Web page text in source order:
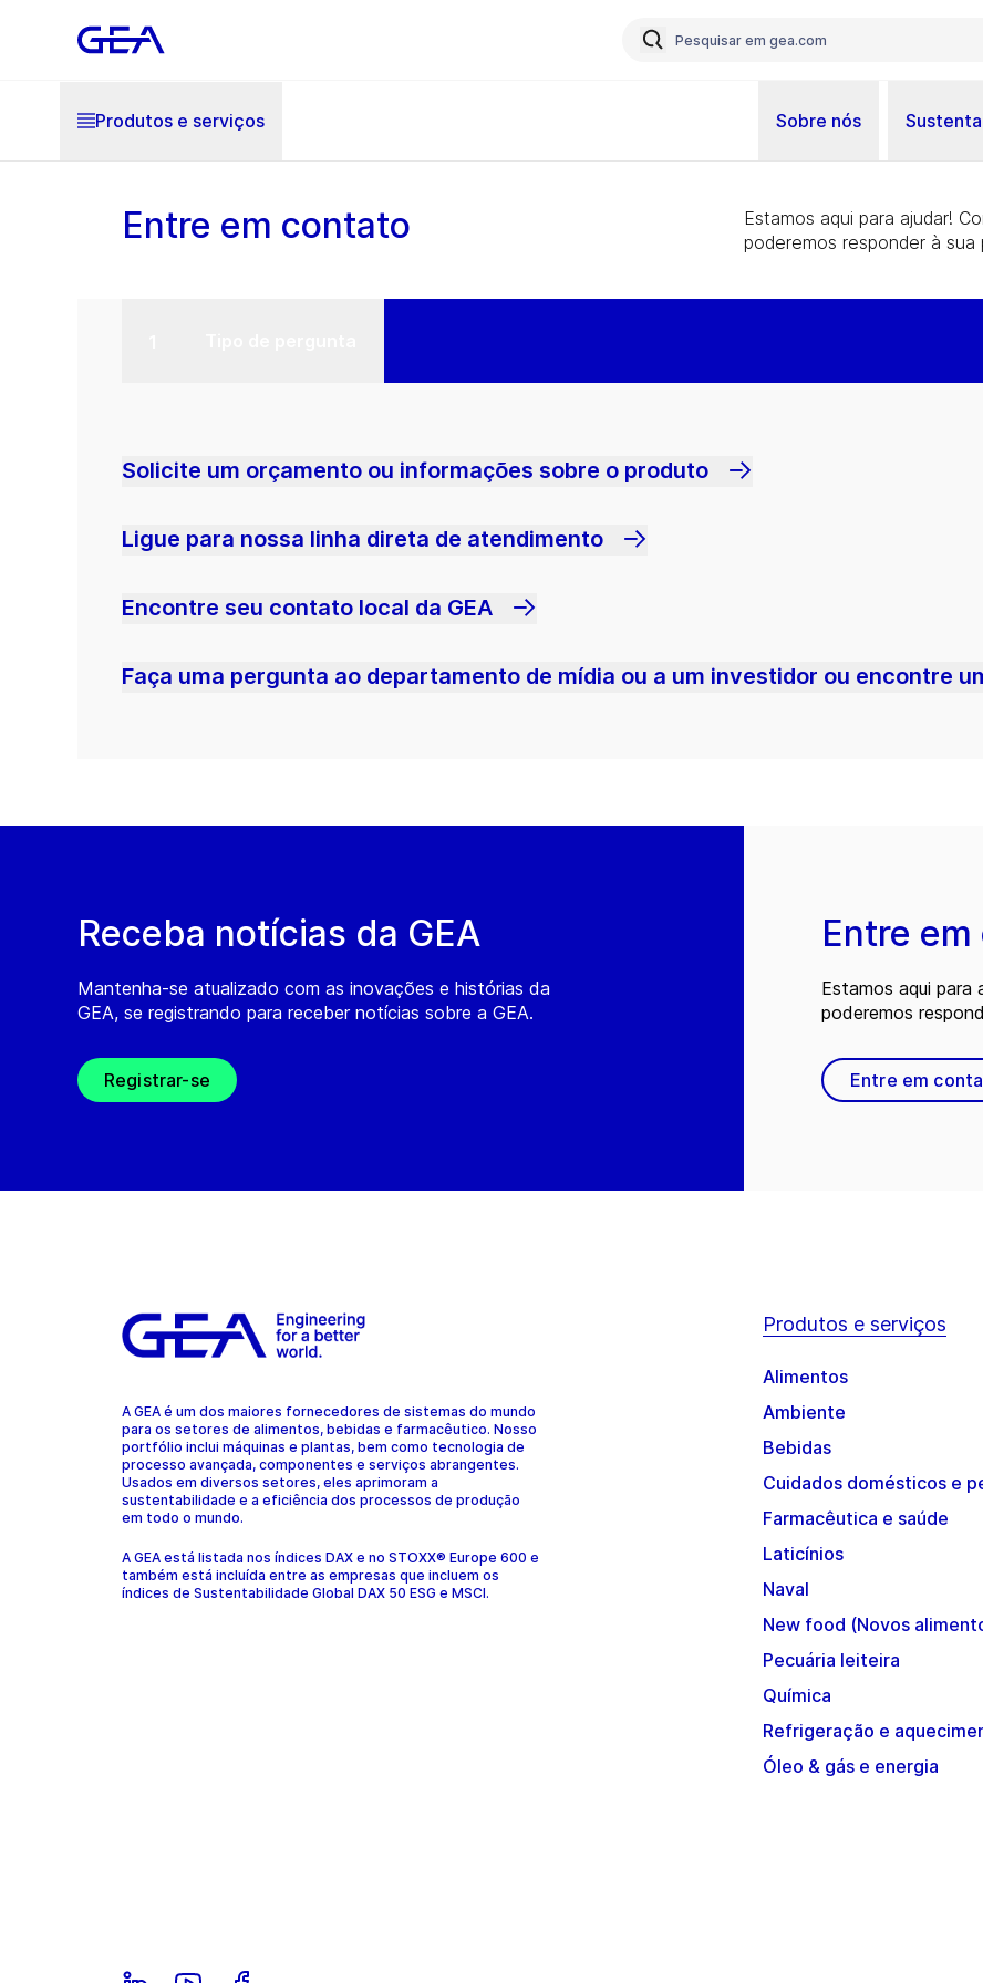
Produtos e serviços Sobre nós
Entre em contato
Estamos aqui para ajudar!
poderemos responder à sua
Solicite um orçamento ou informações sobre o produto
Ligue para nossa linha direta de atendimento
Encontre seu contato local da GEA
Faça uma pergunta ao departamento de mídia ou a um investidor ou encontre
Receba notícias da GEA
Mantenha-se atualizado com as inovações e histórias da
GEA, se registrando para receber notícias sobre a GEA.
Registrar-se
Entre
Estamos aqui para
poderemos
Entre em
A GEA é um dos maiores fornecedores de sistemas do mundo
para os setores de alimentos, bebidas e farmacêutico. Nosso
portfólio inclui máquinas e plantas, bem como tecnologia de
processo avançada, componentes e serviços abrangentes.
Usados em diversos setores, eles aprimoram a
sustentabilidade e a eficiência dos processos de produção
em todo o mundo.
A GEA está listada nos índices DAX e no STOXX® Europe 600 e
também está incluída entre as empresas que incluem os
índices de Sustentabilidade Global DAX 50 ESG e MSCI.
Produtos e serviços
Alimentos
Ambiente
Bebidas
Cuidados domésticos e
Farmacêutica e saúde
Laticínios
Naval
New food (Novos
Pecuária leiteira
Química
Refrigeração e
Óleo & gás e energia